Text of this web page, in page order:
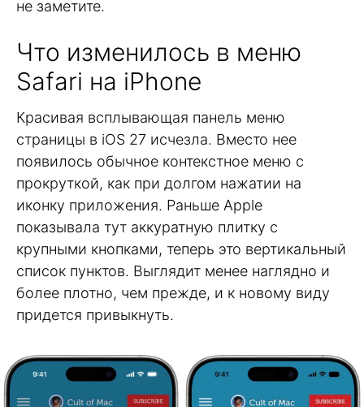
не заметите.
Что изменилось в меню
Safari на iPhone
Красивая всплывающая панель меню
страницы в iOS 27 исчезла. Вместо нее
появилось обычное контекстное меню с
прокруткой, как при долгом нажатии на
иконку приложения. Раньше Apple
показывала тут аккуратную плитку с
крупными кнопками, теперь это вертикальный
список пунктов. Выглядит менее наглядно и
более плотно, чем прежде, и к новому виду
придется привыкнуть.